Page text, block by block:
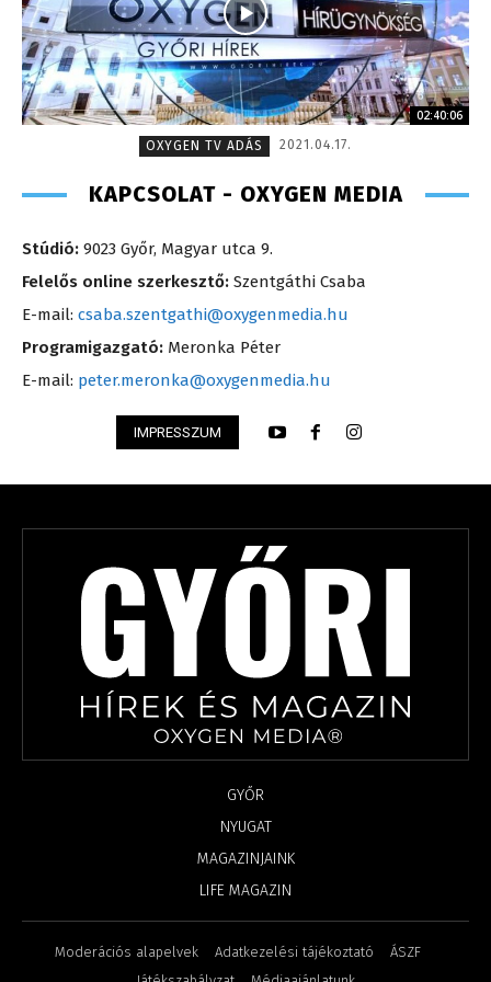
02:40:06
OXYGEN TV ADÁS
2021.04.17.
KAPCSOLAT - OXYGEN MEDIA
Stúdió: 9023 Győr, Magyar utca 9.
Felelős online szerkesztő: Szentgáthi Csaba
E-mail: csaba.szentgathi@oxygenmedia.hu
Programigazgató: Meronka Péter
E-mail: peter.meronka@oxygenmedia.hu
IMPRESSZUM
GYŐR
NYUGAT
MAGAZINJAINK
LIFE MAGAZIN
Moderációs alapelvek Adatkezelési tájékoztató
ÁSZF